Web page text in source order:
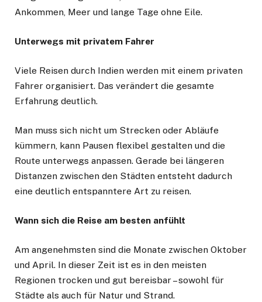
Ankommen, Meer und lange Tage ohne Eile.
Unterwegs mit privatem Fahrer
Viele Reisen durch Indien werden mit einem privaten
Fahrer organisiert. Das verändert die gesamte
Erfahrung deutlich.
Man muss sich nicht um Strecken oder Abläufe
kümmern, kann Pausen flexibel gestalten und die
Route unterwegs anpassen. Gerade bei längeren
Distanzen zwischen den Städten entsteht dadurch
eine deutlich entspanntere Art zu reisen.
Wann sich die Reise am besten anfühlt
Am angenehmsten sind die Monate zwischen Oktober
und April. In dieser Zeit ist es in den meisten
Regionen trocken und gut bereisbar – sowohl für
Städte als auch für Natur und Strand.